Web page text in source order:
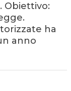
Obiettivo:
ha
anno